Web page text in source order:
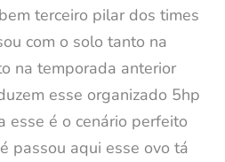
terceiro pilar dos times
com o solo tanto na
na temporada anterior
esse organizado 5hp
esse é o cenário perfeito
passou aqui esse ovo tá